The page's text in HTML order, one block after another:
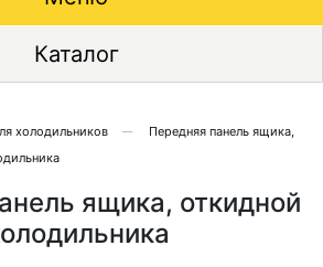
Каталог
холодильников
Передняя панель ящика,
ящика, откидной